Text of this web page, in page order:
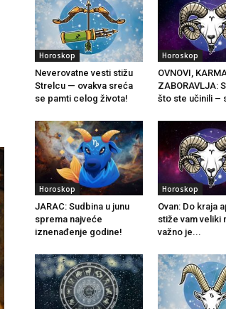
Horoskop
Neverovatne vesti stižu
Strelcu — ovakva sreća
se pamti celog života!
Horoskop
OVNOVI,
ZABORAVLJA:
što ste učinili –
Horoskop
JARAC: Sudbina u junu
sprema najveće
iznenađenje godine!
Horoskop
Ovan: Do kraja
stiže vam veliki
važno je...